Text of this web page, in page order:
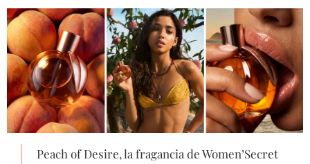
Peach of Desire, la fragancia de Women’Secret